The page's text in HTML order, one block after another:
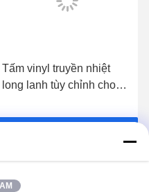
Tấm vinyl truyền nhiệt
long lanh tùy chỉnh cho